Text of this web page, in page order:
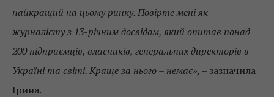
найкращий на цьому ринку. Повірте мені як
журналісту з 13-річним досвідом, який опитав понад
200 підприємців, власників, генеральних директорів в
Україні та світі. Краще за нього – немає», – зазначила
Ірина.